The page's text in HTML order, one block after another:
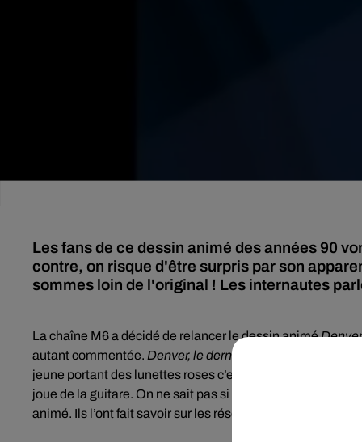
Les fans de ce dessin animé des années 90
contre, on risque d'être surpris par son
sommes loin de l'original ! Les internautes
La chaîne M6 a décidé de relancer ledessin animéDenver
autant commentée. Denver, le dernier dinosaure
jeune portant des lunettes roses c’est le nouveau look
joue de la guitare. On ne sait pas si il se goinfre toujours
animé. Ils l’ont fait savoir sur les réseaux sociaux.